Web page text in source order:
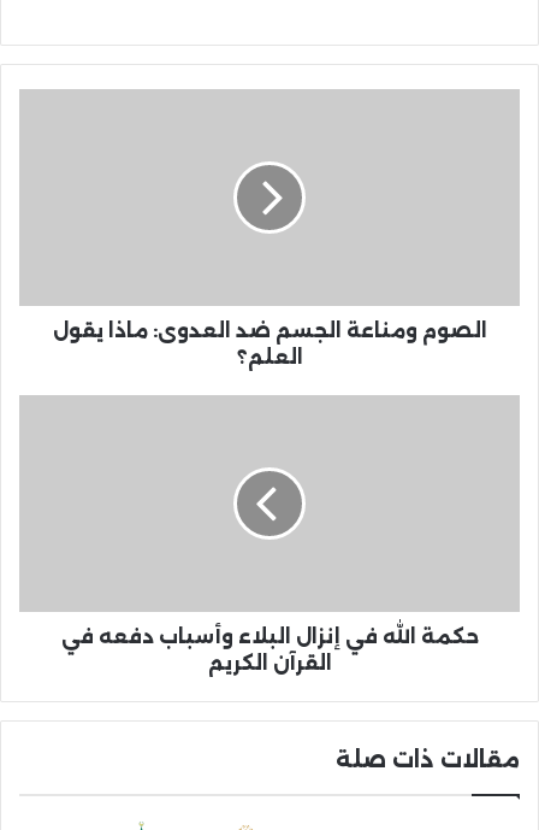
الصوم ومناعة الجسم ضد العدوى: ماذا يقول
العلم؟
حكمة الله في إنزال البلاء وأسباب دفعه في
القرآن الكريم
مقالات ذات صلة